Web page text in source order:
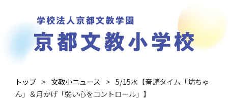
トップ 文教小ニュース
5/15水【音読タイム「坊ちゃ
ん」＆月かげ「弱い心をコントロール」】